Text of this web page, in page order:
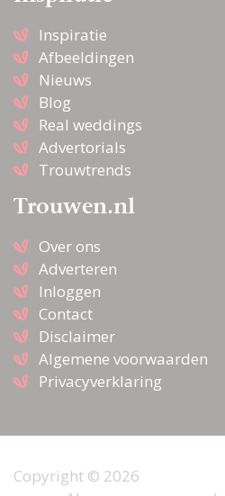
Inspiratie
Afbeeldingen
Nieuws
Blog
Real weddings
Advertorials
Trouwtrends
Trouwen.nl
Over ons
Adverteren
Inloggen
Contact
Disclaimer
Algemene voorwaarden
Privacyverklaring
Copyright © 2026